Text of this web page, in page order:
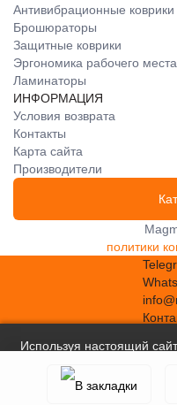
Антивибрационные коврики
Брошюраторы
Защитные коврики
Эргономика рабочего места
Ламинаторы
ИНФОРМАЦИЯ
Условия возврата
Контакты
Карта сайта
Производители
политики
Используя настоящий
файлов сookie
, в
обработки